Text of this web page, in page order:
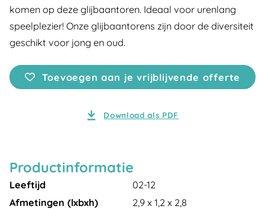
komen op deze glijbaantoren. Ideaal voor urenlang
speelplezier! Onze glijbaantorens zijn door de diversiteit
geschikt voor jong en oud.
Toevoegen aan je vrijblijvende offerte
Download als PDF
Productinformatie
Leeftijd
02-12
Afmetingen (lxbxh)
2,9 x 1,2 x 2,8